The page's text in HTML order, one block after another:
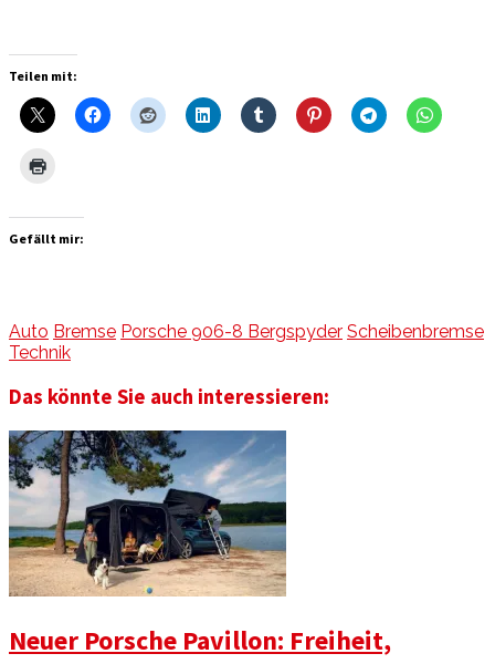
Teilen mit:
Gefällt mir:
Auto Bremse Porsche 906-8 Bergspyder Scheibenbremse
Technik
Das könnte Sie auch interessieren:
Neuer Porsche Pavillon: Freiheit,